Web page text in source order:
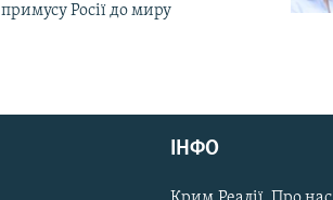
примусу Росії до миру
ІНФО